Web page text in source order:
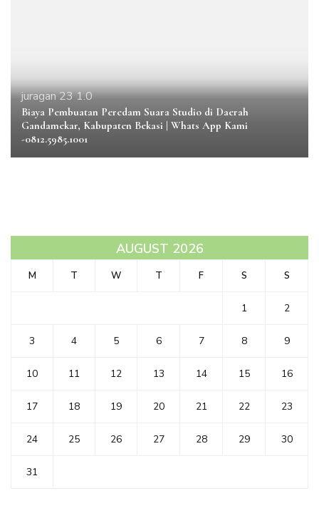
juragan 23 1.0
Biaya Pembuatan Peredam Suara Studio di Daerah
Gandamekar, Kabupaten Bekasi | Whats App Kami
-0812.5985.1001
AUGUST 2026
M T W T F S S
1 2
3 4 5 6 7 8 9
10 11 12 13 14 15 16
17 18 19 20 21 22 23
24 25 26 27 28 29 30
31